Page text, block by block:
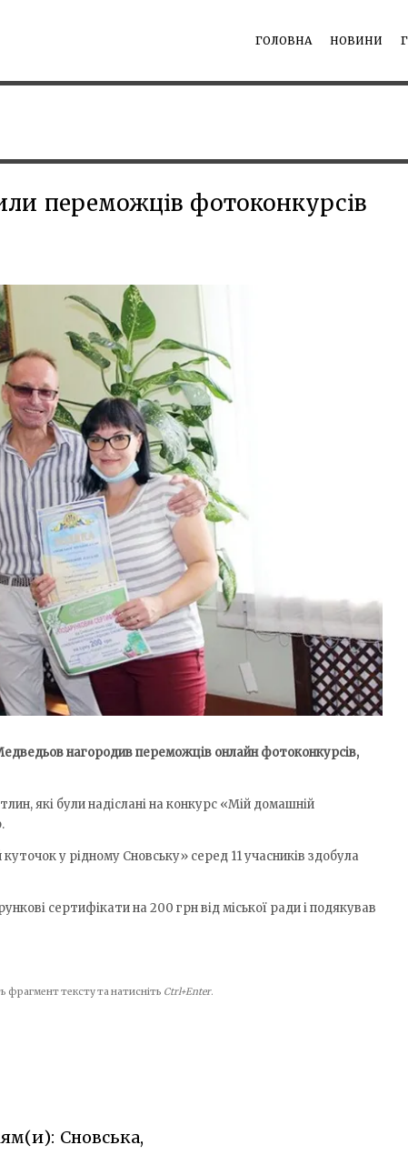
ГОЛОВНА НОВИНИ
переможців фотоконкурсів
нагородив переможців онлайн фотоконкурсів,
які були надіслані на конкурс «Мій домашній
у рідному Сновську» серед 11 учасників здобула
сертифікати на 200 грн від міської ради і подякував
фрагмент тексту та натисніть Ctrl+Enter.
Сновська,